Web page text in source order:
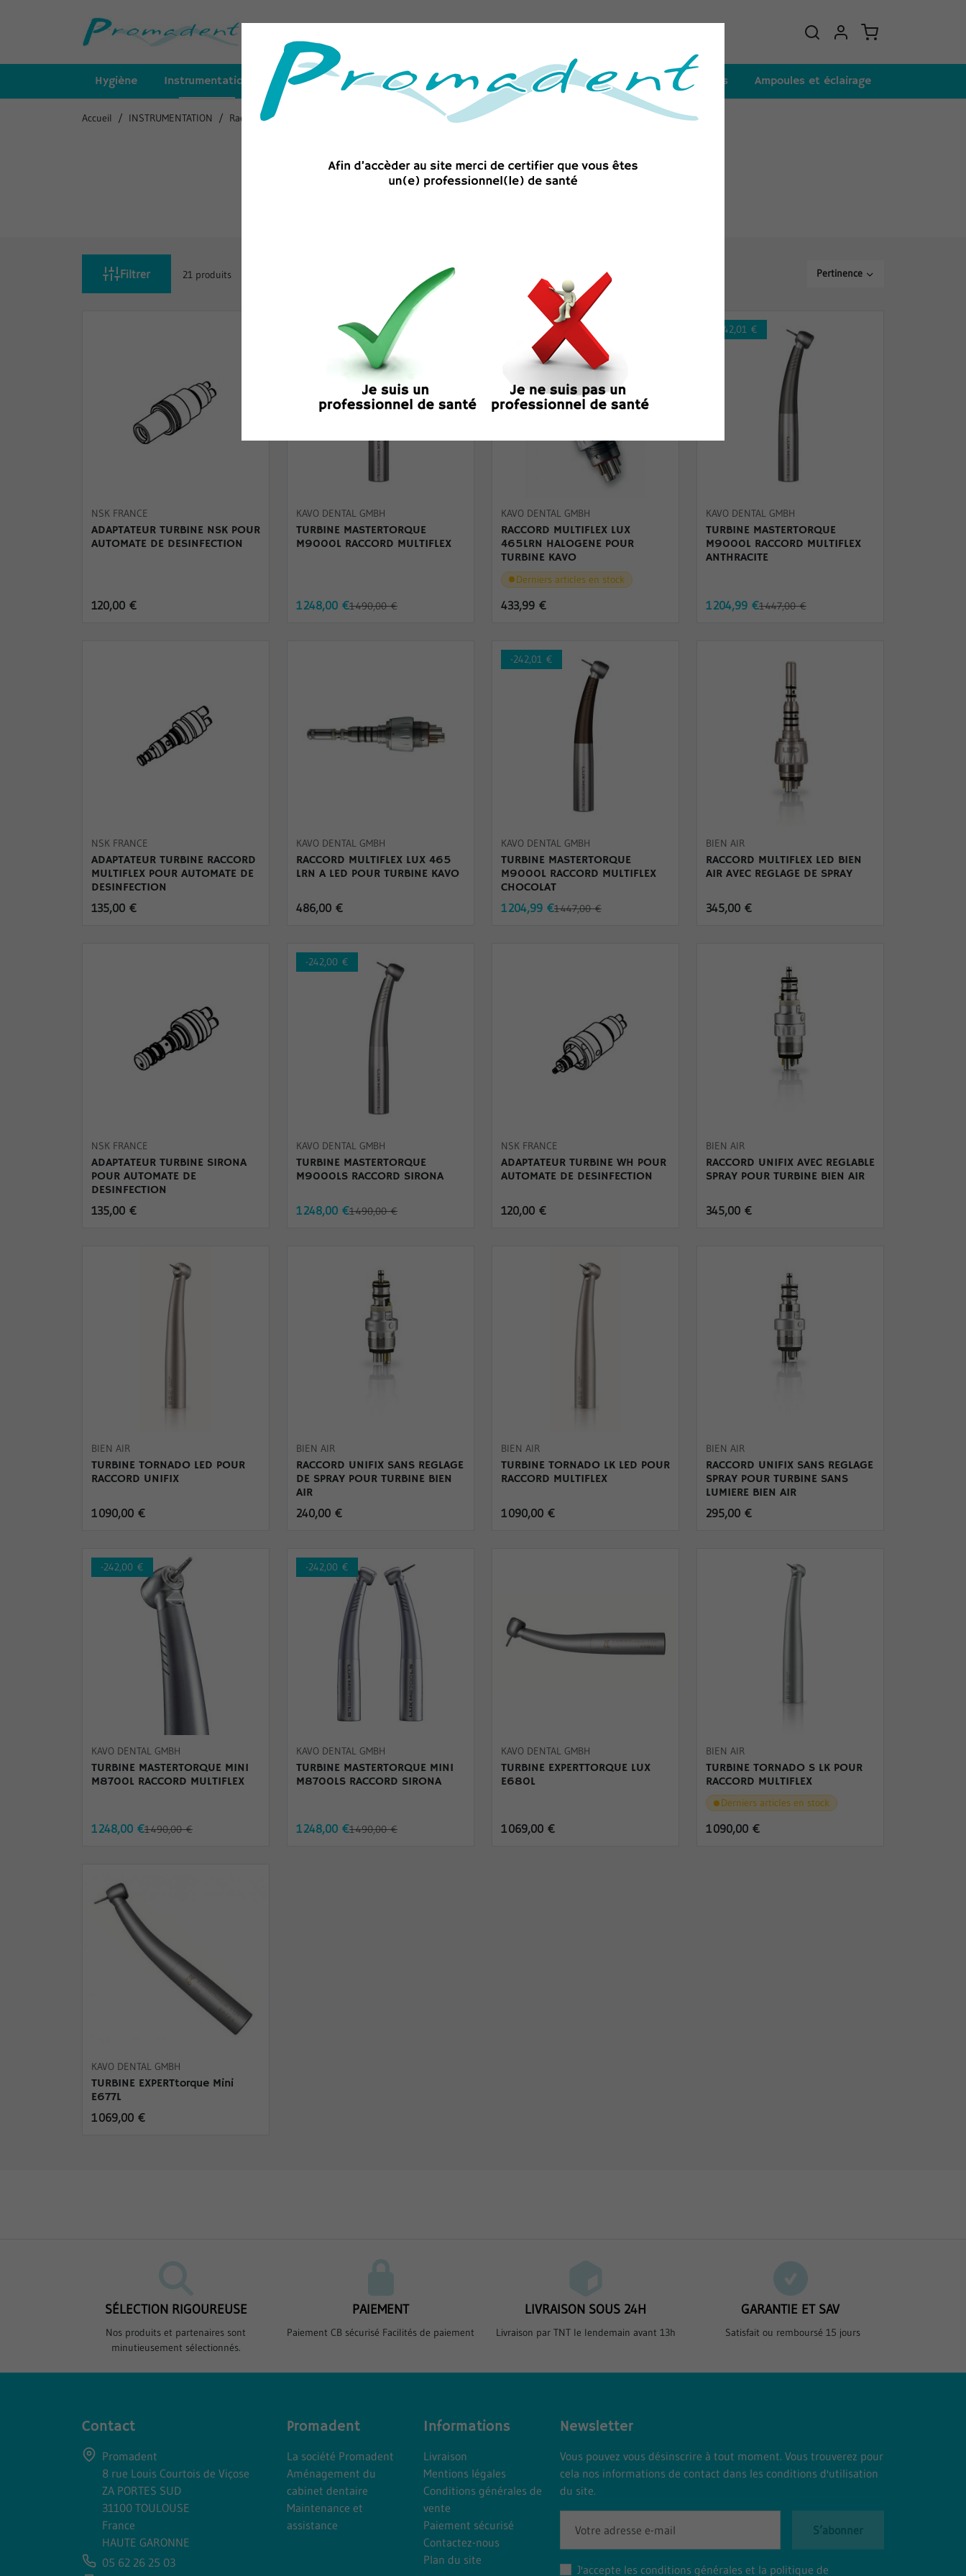
Hygiène Instrumentation Insert Matériel Accessoires et consommables Imagerie et consommables Ampoules et éclairage
Accueil INSTRUMENTATION Raccord et turbine
Raccord et turbine
Filtrer 21 produits Pertinence
NSK FRANCE
ADAPTATEUR TURBINE NSK POUR
AUTOMATE DE DESINFECTION
120,00 €
-242,00 €
KAVO DENTAL GMBH
TURBINE MASTERTORQUE
M9000L RACCORD MULTIFLEX
1 248,00 €1 490,00 €
KAVO DENTAL GMBH
RACCORD MULTIFLEX LUX
465LRN HALOGENE POUR
TURBINE KAVO
Derniers articles en stock
433,99 €
-242,01 €
KAVO DENTAL GMBH
TURBINE MASTERTORQUE
M9000L RACCORD MULTIFLEX
ANTHRACITE
1 204,99 €1 447,00 €
NSK FRANCE
ADAPTATEUR TURBINE RACCORD
MULTIFLEX POUR AUTOMATE DE
DESINFECTION
135,00 €
KAVO DENTAL GMBH
RACCORD MULTIFLEX LUX 465
LRN A LED POUR TURBINE KAVO
486,00 €
-242,01 €
KAVO DENTAL GMBH
TURBINE MASTERTORQUE
M9000L RACCORD MULTIFLEX
CHOCOLAT
1 204,99 €1 447,00 €
BIEN AIR
RACCORD MULTIFLEX LED BIEN
AIR AVEC REGLAGE DE SPRAY
345,00 €
NSK FRANCE
ADAPTATEUR TURBINE SIRONA
POUR AUTOMATE DE
DESINFECTION
135,00 €
-242,00 €
KAVO DENTAL GMBH
TURBINE MASTERTORQUE
M9000LS RACCORD SIRONA
1 248,00 €1 490,00 €
NSK FRANCE
ADAPTATEUR TURBINE WH POUR
AUTOMATE DE DESINFECTION
120,00 €
BIEN AIR
RACCORD UNIFIX AVEC REGLABLE
SPRAY POUR TURBINE BIEN AIR
345,00 €
BIEN AIR
TURBINE TORNADO LED POUR
RACCORD UNIFIX
1 090,00 €
BIEN AIR
RACCORD UNIFIX SANS REGLAGE
DE SPRAY POUR TURBINE BIEN
AIR
240,00 €
BIEN AIR
TURBINE TORNADO LK LED POUR
RACCORD MULTIFLEX
1 090,00 €
BIEN AIR
RACCORD UNIFIX SANS REGLAGE
SPRAY POUR TURBINE SANS
LUMIERE BIEN AIR
295,00 €
-242,00 €
KAVO DENTAL GMBH
TURBINE MASTERTORQUE MINI
M8700L RACCORD MULTIFLEX
1 248,00 €1 490,00 €
-242,00 €
KAVO DENTAL GMBH
TURBINE MASTERTORQUE MINI
M8700LS RACCORD SIRONA
1 248,00 €1 490,00 €
KAVO DENTAL GMBH
TURBINE EXPERTTORQUE LUX
E680L
1 069,00 €
BIEN AIR
TURBINE TORNADO S LK POUR
RACCORD MULTIFLEX
Derniers articles en stock
1 090,00 €
KAVO DENTAL GMBH
TURBINE EXPERTtorque Mini
E677L
1 069,00 €
SÉLECTION RIGOUREUSE
Nos produits et partenaires sont
minutieusement sélectionnés.
PAIEMENT
Paiement CB sécurisé Facilités de paiement
LIVRAISON SOUS 24H
Livraison par TNT le lendemain avant 13h
GARANTIE ET SAV
Satisfait ou remboursé 15 jours
Contact
Promadent
8 rue Louis Courtois de Viçose
ZA PORTES SUD
31100 TOULOUSE
France
HAUTE GARONNE
05 62 26 25 03
Promadent
La société Promadent
Aménagement du
cabinet dentaire
Maintenance et
assistance
Informations
Livraison
Mentions légales
Conditions générales de
vente
Paiement sécurisé
Contactez-nous
Plan du site
Newsletter
Vous pouvez vous désinscrire à tout moment. Vous trouverez pour
cela nos informations de contact dans les conditions d'utilisation
du site.
S’abonner
J'accepte les conditions générales et la politique de